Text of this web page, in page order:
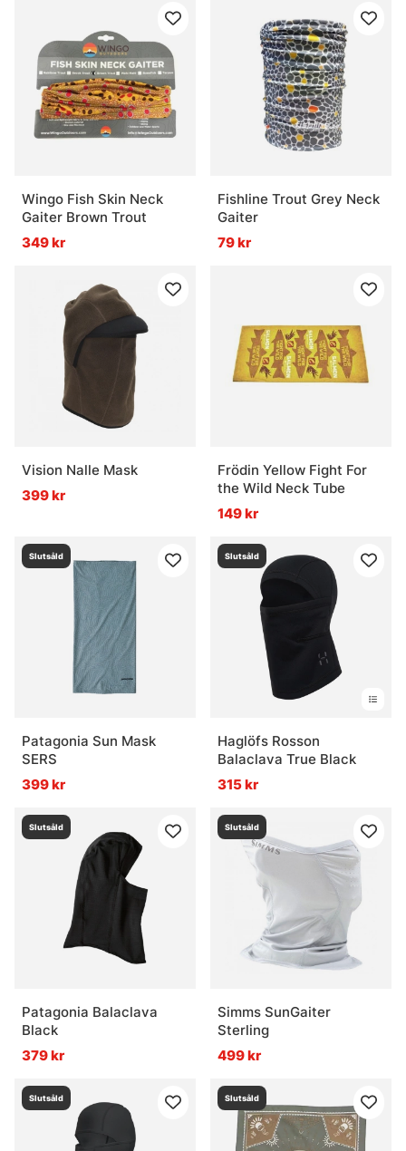
Wingo Fish Skin Neck
Gaiter Brown Trout
349 kr
Fishline Trout Grey Neck
Gaiter
79 kr
Vision Nalle Mask
399 kr
Frödin Yellow Fight For
the Wild Neck Tube
149 kr
Slutsåld
Patagonia Sun Mask
SERS
399 kr
Slutsåld
Haglöfs Rosson
Balaclava True Black
315 kr
Slutsåld
Patagonia Balaclava
Black
379 kr
Slutsåld
Simms SunGaiter
Sterling
499 kr
Slutsåld Slutsåld